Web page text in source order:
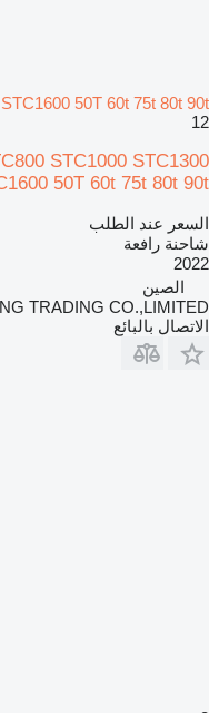
50T 60t 75t 80t 90t
12
STC1000 STC1300
50T 60t 75t 80t 90t
السعر عند الطلب
شاحنة رافعة
2022
الصين
TRADING CO.,LIMITED
الاتصال بالبائع